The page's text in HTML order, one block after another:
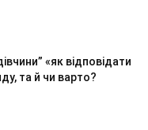
«як відповідати
та й чи варто?